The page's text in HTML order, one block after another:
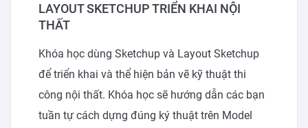
LAYOUT SKETCHUP TRIỂN KHAI NỘI
THẤT
Khóa học dùng Sketchup và Layout Sketchup
để triển khai và thể hiện bản vẽ kỹ thuật thi
công nội thất. Khóa học sẽ hướng dẫn các bạn
tuần tự cách dựng đúng ký thuật trên Model